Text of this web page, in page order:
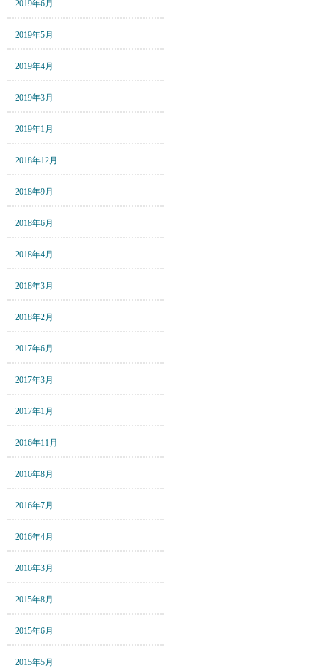
2019年6月
2019年5月
2019年4月
2019年3月
2019年1月
2018年12月
2018年9月
2018年6月
2018年4月
2018年3月
2018年2月
2017年6月
2017年3月
2017年1月
2016年11月
2016年8月
2016年7月
2016年4月
2016年3月
2015年8月
2015年6月
2015年5月